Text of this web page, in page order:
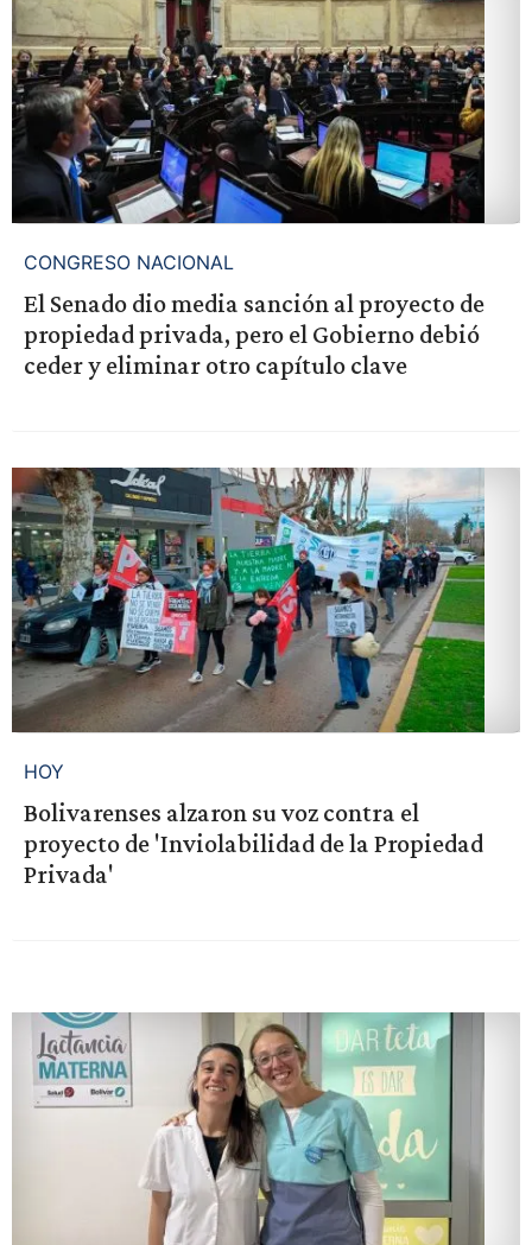
CONGRESO NACIONAL
El Senado dio media sanción al proyecto de
propiedad privada, pero el Gobierno debió
ceder y eliminar otro capítulo clave
HOY
Bolivarenses alzaron su voz contra el
proyecto de 'Inviolabilidad de la Propiedad
Privada'